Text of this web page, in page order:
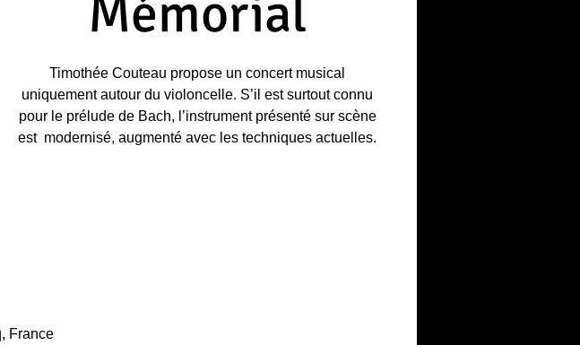
Mémorial
Timothée Couteau propose un concert musical
uniquement autour du violoncelle. S’il est surtout connu
pour le prélude de Bach, l’instrument présenté sur scène
est modernisé, augmenté avec les techniques actuelles.
France